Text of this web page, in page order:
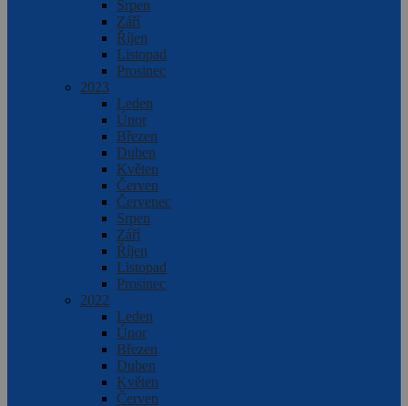
Srpen
Září
Říjen
Listopad
Prosinec
2023
Leden
Únor
Březen
Duben
Květen
Červen
Červenec
Srpen
Září
Říjen
Listopad
Prosinec
2022
Leden
Únor
Březen
Duben
Květen
Červen